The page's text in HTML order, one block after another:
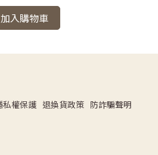
加入購物車
私權保護 退換貨政策 防詐騙聲明